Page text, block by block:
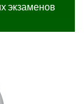
экзаменов